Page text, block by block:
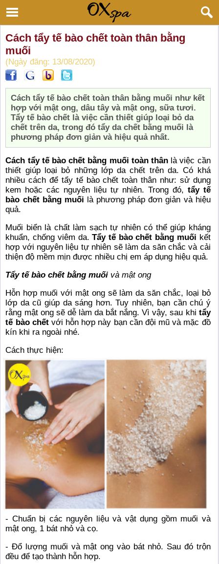
Cách tẩy tế bào chết toàn thân bằng
muối
(Ngày đăng: 13/08/2020)
Cách tẩy tế bào chết toàn thân bằng muối như kết
hợp với mật ong, dâu tây và mật ong, sữa tươi.
Tẩy tế bào chết là việc cần thiết giúp loại bỏ da
chết trên da, trong đó tẩy da chết bằng muối là
phương pháp đơn giản và hiệu quả nhất.
Cách tẩy tế bào chết bằng muối toàn thân là việc cần
thiết giúp loại bỏ những lớp da chết trên da. Có khá
nhiều cách để tẩy tế bào chết toàn thân như: sử dụng
kem hoặc các nguyên liệu tự nhiên. Trong đó, tẩy tế
bào chết bằng muối là phương pháp đơn giản và hiệu
quả.
Muối biển là chất làm sạch tự nhiên có thể giúp kháng
khuẩn, chống viêm da. Tẩy tế bào chết bằng muối kết
hợp với nguyên liệu tự nhiên sẽ làm da săn chắc và cải
thiện độ mềm mịn được nhiều chị em áp dụng hiệu quả.
Tẩy tế bào chết bằng muối và mật ong
Hỗn hợp muối với mật ong sẽ làm da săn chắc, loại bỏ
lớp da cũ giúp da sáng hơn. Tuy nhiên, bạn cần chú ý
rằng mật ong sẽ dễ làm da bắt nắng. Vì vậy, sau khi tẩy
tế bào chết với hỗn hợp này bạn cần đội mũ và mặc đồ
kín khi ra ngoài nhé.
Cách thực hiện:
- Chuẩn bị các nguyên liệu và vật dụng gồm muối và
mật ong, 1 bát nhỏ và cọ.
- Đổ lượng muối và mật ong vào bát nhỏ. Sau đó trộn
đều để tạo thành hỗn hợp.